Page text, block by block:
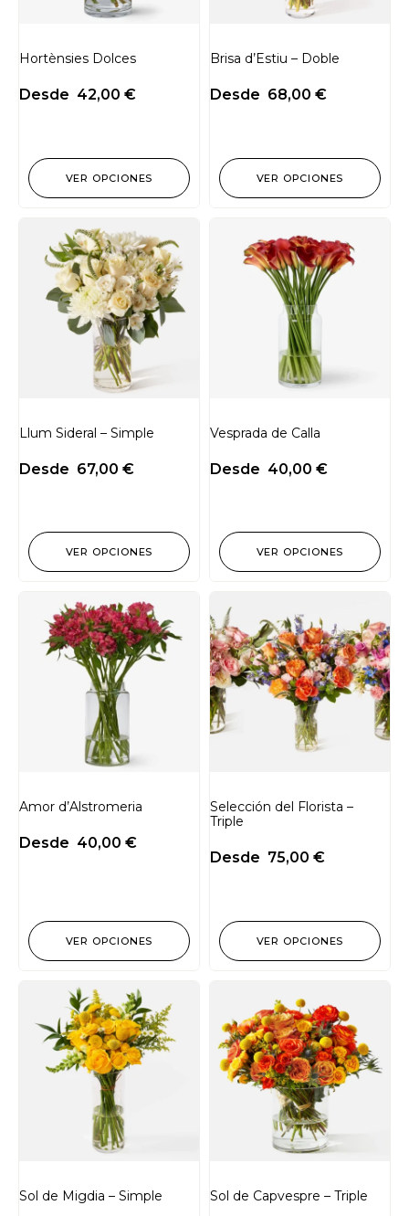
Hortènsies Dolces
Desde 42,00 €
VER OPCIONES
Brisa d’Estiu – Doble
Desde 68,00 €
VER OPCIONES
Llum Sideral – Simple
Desde 67,00 €
VER OPCIONES
Vesprada de Calla
Desde 40,00 €
VER OPCIONES
Amor d’Alstromeria
Desde 40,00 €
VER OPCIONES
Selección del Florista –
Triple
Desde 75,00 €
VER OPCIONES
Sol de Migdia – Simple Sol de Capvespre – Triple